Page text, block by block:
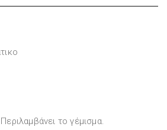
το γέμισμα.